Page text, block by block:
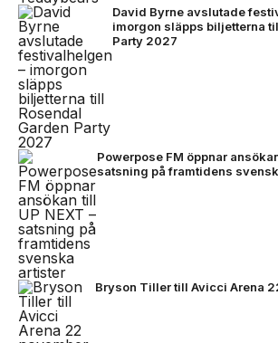
David Byrne avslutade
imorgon släpps biljetterna
Party 2027
Powerpose FM öppnar
satsning på framtidens
Bryson Tiller till Avicci Arena